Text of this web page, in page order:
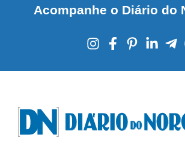
Acompanhe o Diário do